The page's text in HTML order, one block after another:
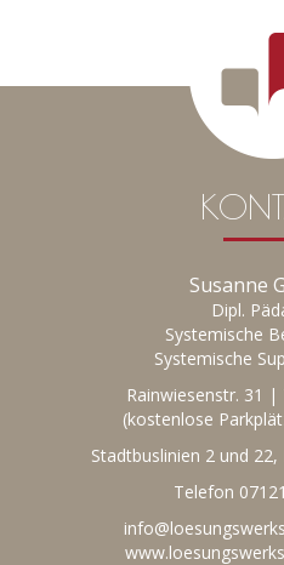
Susanne
Dipl.
Systemische
Systemische
Rainwiesenstr. 31 |
(kostenlose
Stadtbuslinien 2 und
Telefon